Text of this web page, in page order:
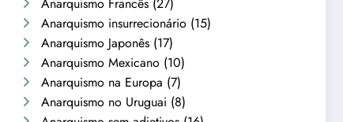
Anarquismo Francês (27)
Anarquismo insurrecionário (15)
Anarquismo Japonês (17)
Anarquismo Mexicano (10)
Anarquismo na Europa (7)
Anarquismo no Uruguai (8)